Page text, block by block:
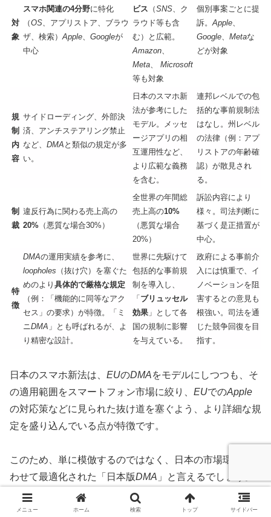
対
象
スマホ関連の4分野に特化
（OS、 アプリストア、ブラウ
ザ、検索） Apple Googleが
中心
ビス （SNS 、ク
ラウド等も含
む）と広範。
Amazon
Meta
Microsoft
等も対象
個別事案ごとに提
訴。 Apple
Google
Metaな
どが対象
規
制
内
容
サイドローディング、外部決
済、アンチステアリング禁止
など、 DMA と類似の規定が多
い。
日本のスマホ新
法が参考にした
モデル。メッセ
ージアプリの相
互運用性など、
より広範な義務
を含む。
連邦レベルでの包
括的な事前規制法
はなし。州レベル
の法律（例：アプ
リストアの年齢確
認）が散見され
る。
制
裁
違反行為に関わる売上高の
20% （悪質な場合30%）
全世界の年間総
売上高の10%
（悪質な場合
20%）
訴訟内容により
様々。司法判断に
基づく是正措置が
中心。
特
徴
DMAの運用実績を参考に、
loopholes （抜け穴）を塞ぐた
めのより 具体的で厳格な規定
（例：「機能的に同等なアク
セス」の要求）が特徴。「ミ
ニ DMA 」とも呼ばれるが、よ
り精密な設計。
世界に先駆けて
包括的な事前規
制を導入し、
「 ブリュッセル
効果 」として各
国の規制に影響
を与えている。
政府による事前介
入には慎重で、イ
ノベーションを阻
害するとの意見も
根強い。司法を通
じた競争回復を目
指す。
日本のスマホ新法は、 EUのDMAをモデルにしつつも、そ
の適用範囲をスマートフォン市場に絞り、 EUでのApple
の対応策などに見られた抜け道を塞ぐよう、より詳細な規
定を盛り込んでいる点が特徴です。
このため、単に模倣するのではなく、日本の市場環境に合
わせて最適化された「日本版DMA 」と言えるでしょう。
また、 公正取引委員会 欧州委員会 と協力協定を結んでお
メニュー ホーム 検索 トップ サイドバー